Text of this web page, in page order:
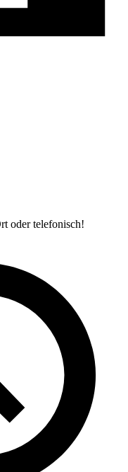
oder telefonisch!